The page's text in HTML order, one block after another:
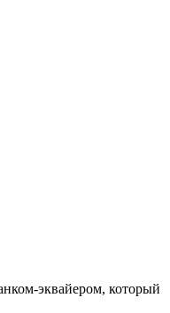
эквайером, который